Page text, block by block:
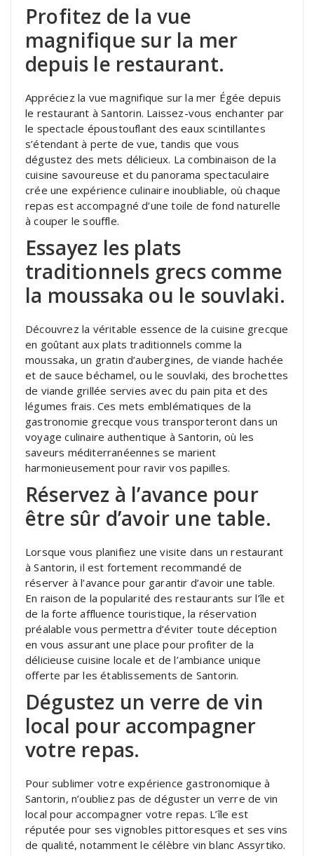
Profitez de la vue
magnifique sur la mer
depuis le restaurant.
Appréciez la vue magnifique sur la mer Égée depuis
le restaurant à Santorin. Laissez-vous enchanter par
le spectacle époustouflant des eaux scintillantes
s’étendant à perte de vue, tandis que vous
dégustez des mets délicieux. La combinaison de la
cuisine savoureuse et du panorama spectaculaire
crée une expérience culinaire inoubliable, où chaque
repas est accompagné d’une toile de fond naturelle
à couper le souffle.
Essayez les plats
traditionnels grecs comme
la moussaka ou le souvlaki.
Découvrez la véritable essence de la cuisine grecque
en goûtant aux plats traditionnels comme la
moussaka, un gratin d’aubergines, de viande hachée
et de sauce béchamel, ou le souvlaki, des brochettes
de viande grillée servies avec du pain pita et des
légumes frais. Ces mets emblématiques de la
gastronomie grecque vous transporteront dans un
voyage culinaire authentique à Santorin, où les
saveurs méditerranéennes se marient
harmonieusement pour ravir vos papilles.
Réservez à l’avance pour
être sûr d’avoir une table.
Lorsque vous planifiez une visite dans un restaurant
à Santorin, il est fortement recommandé de
réserver à l’avance pour garantir d’avoir une table.
En raison de la popularité des restaurants sur l’île et
de la forte affluence touristique, la réservation
préalable vous permettra d’éviter toute déception
en vous assurant une place pour profiter de la
délicieuse cuisine locale et de l’ambiance unique
offerte par les établissements de Santorin.
Dégustez un verre de vin
local pour accompagner
votre repas.
Pour sublimer votre expérience gastronomique à
Santorin, n’oubliez pas de déguster un verre de vin
local pour accompagner votre repas. L’île est
réputée pour ses vignobles pittoresques et ses vins
de qualité, notamment le célèbre vin blanc Assyrtiko.